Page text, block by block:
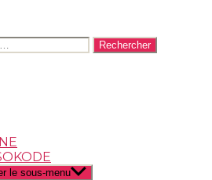
le sous-menu